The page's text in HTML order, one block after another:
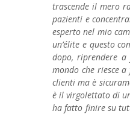
trascende il mero
pazienti e
esperto nel mio
un’élite e questo
dopo, riprendere
mondo che riesce
clienti ma è
è il virgolettato di
ha fatto finire su